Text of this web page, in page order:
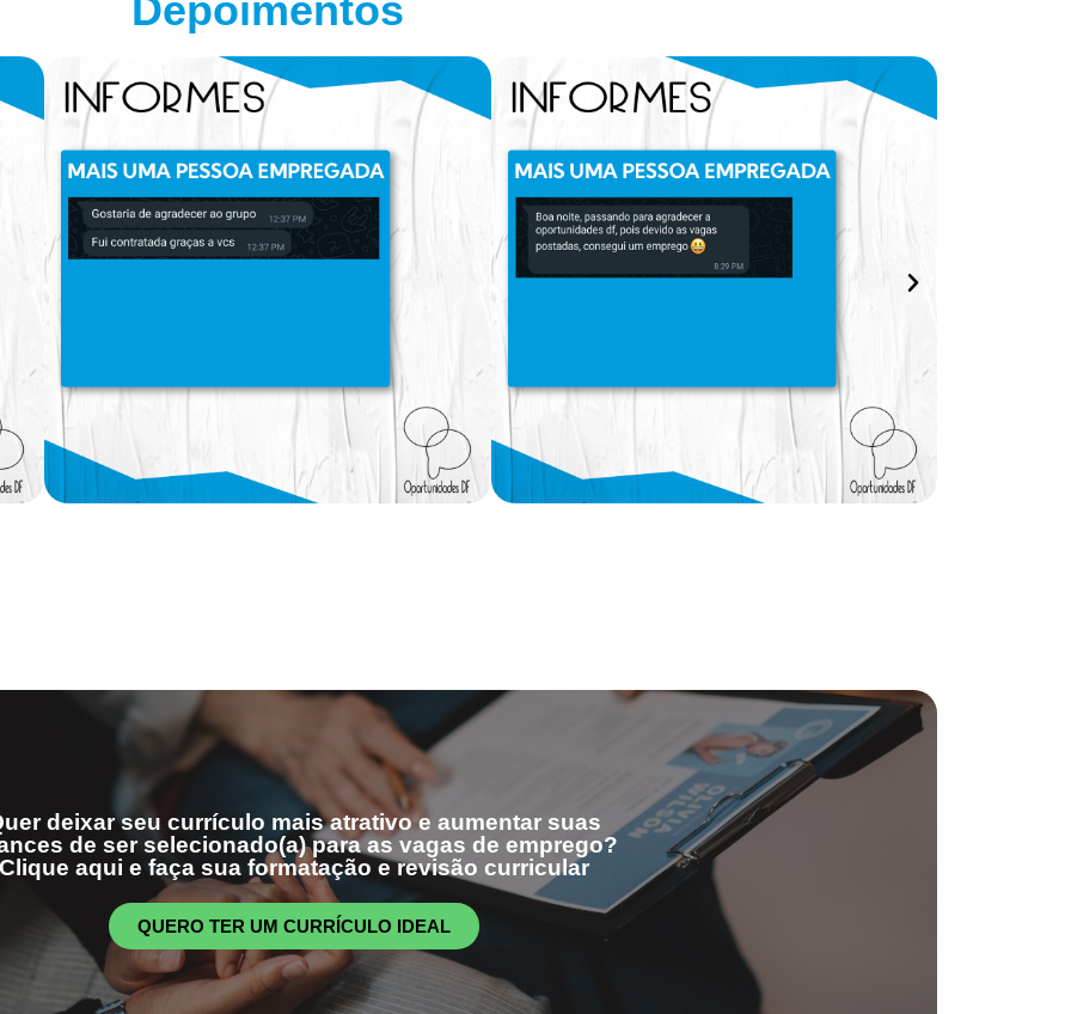
Depoimentos
deixar seu currículo mais atrativo e aumentar suas
de ser selecionado(a) para as vagas de emprego?
aqui e faça sua formatação e revisão curricular
QUERO TER UM CURRÍCULO IDEAL